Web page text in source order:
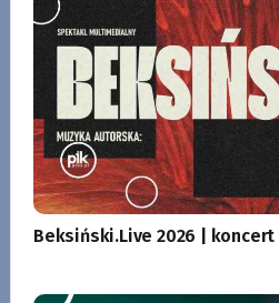
Beksiński.Live 2026 | koncert